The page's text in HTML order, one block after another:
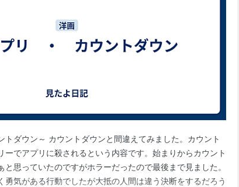
トダウン～ カウントダウンと間違えてみました。カウント
ーでアプリに殺されるという内容です。始まりからカウント
と思っていたのですがホラーだったので最後まで見ました。
勇気がある行動でしたが大抵の人間は違う決断をするだろう